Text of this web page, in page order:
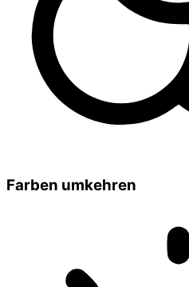
Farben umkehren